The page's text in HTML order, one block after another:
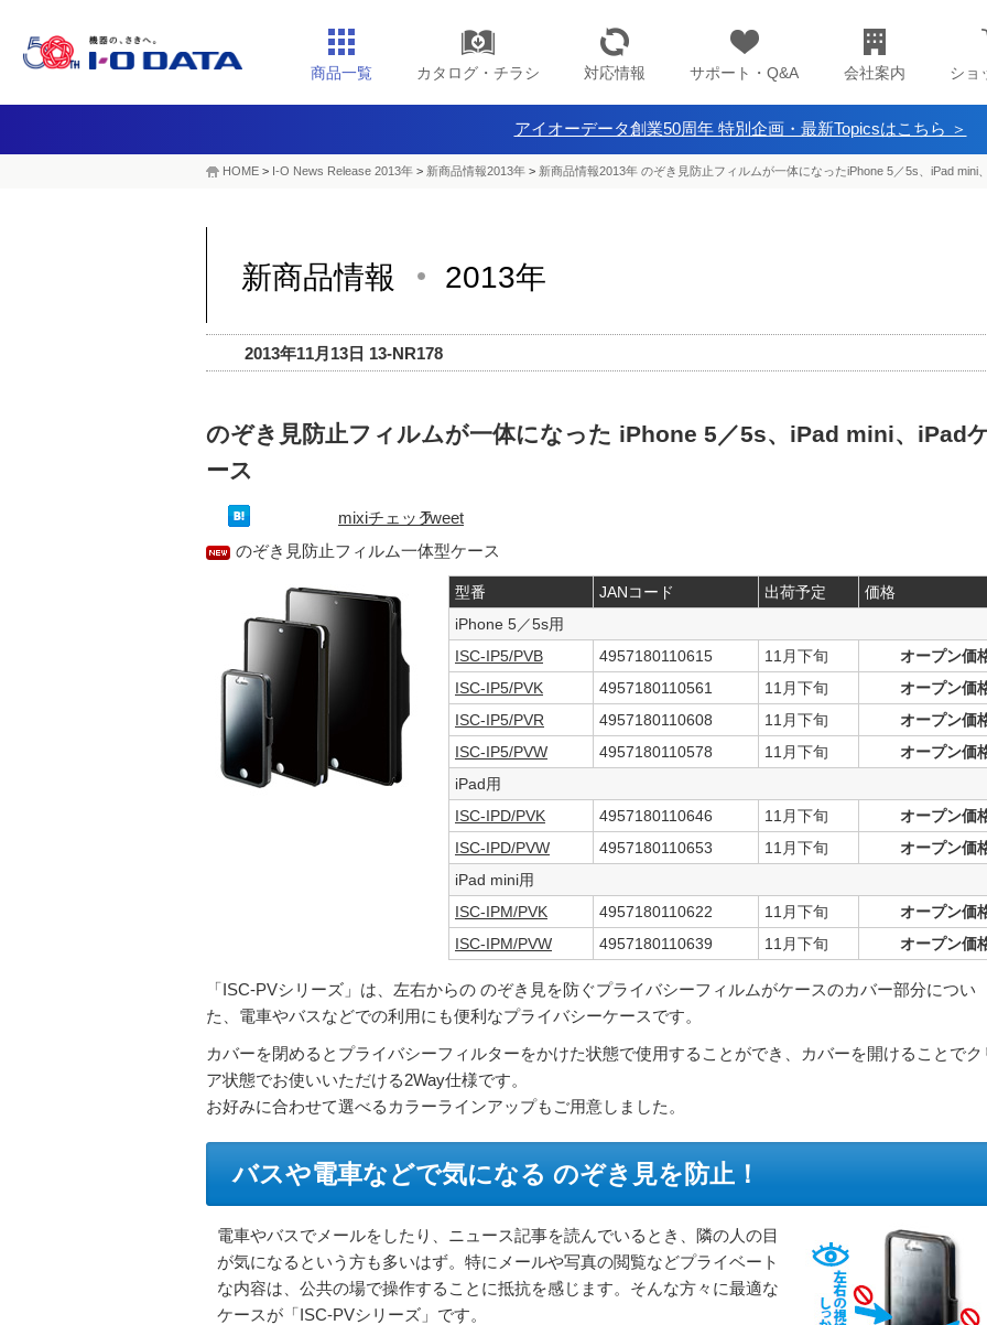
商品一覧 カタログ・チラシ 対応情報 サポート・Q&A 会社案内 ショ
アイオーデータ創業50周年 特別企画・最新Topicsはこちら ＞
HOME > I-O News Release 2013年 > 新商品情報2013年 > 新商品情報2013年 のぞき見防止フィルムが一体になったiPhone 5／5s、iPad mini
新商品情報 2013年
2013年11月13日 13-NR178
のぞき見防止フィルムが一体になった iPhone 5／5s、iPad mini、iPad
ース
mixiチェックTweet
のぞき見防止フィルム一体型ケース
型番 JANコード 出荷予定
価格
iPhone 5／5s用
ISC-IP5/PVB
4957180110615 11月下旬
オープン価
ISC-IP5/PVK
4957180110561 11月下旬
オープン価
ISC-IP5/PVR
4957180110608 11月下旬
オープン価
ISC-IP5/PVW
4957180110578 11月下旬
オープン価
iPad用
ISC-IPD/PVK
4957180110646 11月下旬
オープン価
ISC-IPD/PVW
4957180110653 11月下旬
オープン価
iPad mini用
ISC-IPM/PVK
4957180110622 11月下旬
オープン価
ISC-IPM/PVW
4957180110639 11月下旬 オープン価
「ISC-PVシリーズ」は、左右からの のぞき見を防ぐプライバシーフィルムがケースのカバー部分につい
た、電車やバスなどでの利用にも便利なプライバシーケースです。
カバーを閉めるとプライバシーフィルターをかけた状態で使用することができ、カバーを開けることでク
ア状態でお使いいただける2Way仕様です。
お好みに合わせて選べるカラーラインアップもご用意しました。
バスや電車などで気になる のぞき見を防止！
電車やバスでメールをしたり、ニュース記事を読んでいるとき、隣の人の目
が気になるという方も多いはず。特にメールや写真の閲覧などプライベート
な内容は、公共の場で操作することに抵抗を感じます。そんな方々に最適な
ケースが「ISC-PVシリーズ」です。